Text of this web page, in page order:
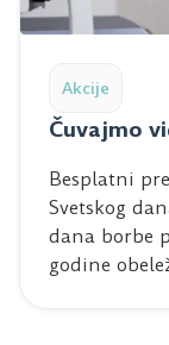
Akcije
Čuvajmo
Besplatni
Svetskog
dana borbe
godine